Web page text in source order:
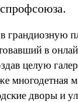
грандиозную
в
целую
дворы и